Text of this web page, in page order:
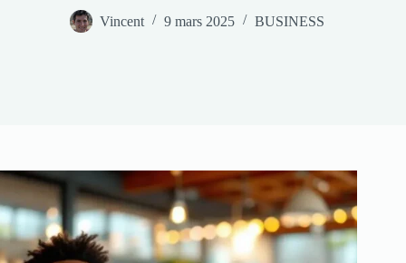
Vincent 9 mars 2025 BUSINESS